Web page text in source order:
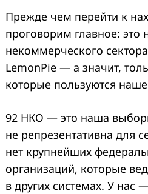
Прежде чем перейти к
проговорим главное: это
некоммерческого
LemonPie — а значит,
которые пользуются
92 НКО — это наша
не репрезентативна для
нет крупнейших
организаций, которые
в других системах. У